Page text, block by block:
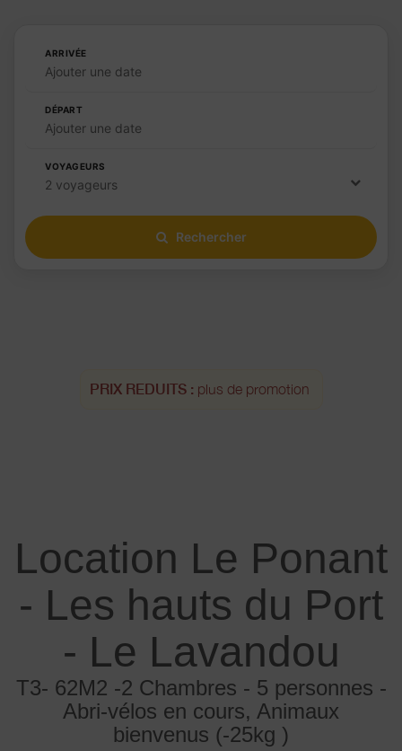
ARRIVÉE
Ajouter une date
DÉPART
Ajouter une date
VOYAGEURS
2 voyageurs
Rechercher
PRIX REDUITS : plus de promotion
Location Le Ponant
- Les hauts du Port
- Le Lavandou
T3- 62M2 -2 Chambres - 5 personnes -
Abri-vélos en cours, Animaux
bienvenus (-25kg )